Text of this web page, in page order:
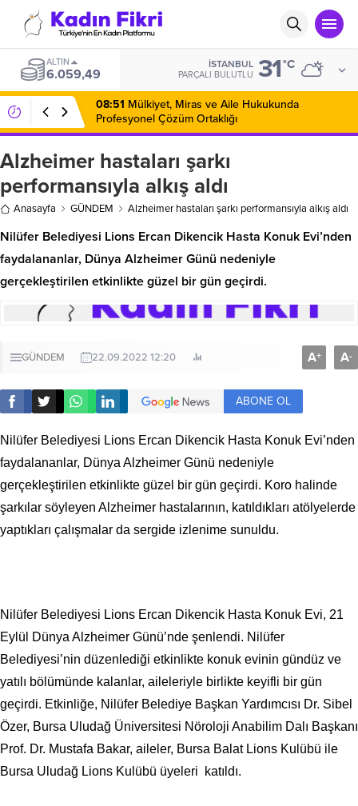
ALTIN
6.059,49
İSTANBUL
PARÇALI BULUTLU 31°C
08:51 Mülkiyet, Miras ve Aile Hukukunda
Profesyonel Çözüm Ortaklığı
Alzheimer hastaları şarkı
performansıyla alkış aldı
Anasayfa GÜNDEM Alzheimer hastaları şarkı performansıyla alkış aldı
Nilüfer Belediyesi Lions Ercan Dikencik Hasta Konuk Evi’nden
faydalananlar, Dünya Alzheimer Günü nedeniyle
gerçekleştirilen etkinlikte güzel bir gün geçirdi.
GÜNDEM 22.09.2022 12:20 A+ A-
ABONE OL
Nilüfer Belediyesi Lions Ercan Dikencik Hasta Konuk Evi’nden
faydalananlar, Dünya Alzheimer Günü nedeniyle
gerçekleştirilen etkinlikte güzel bir gün geçirdi. Koro halinde
şarkılar söyleyen Alzheimer hastalarının, katıldıkları atölyelerde
yaptıkları çalışmalar da sergide izlenime sunuldu.
Nilüfer Belediyesi Lions Ercan Dikencik Hasta Konuk Evi, 21
Eylül Dünya Alzheimer Günü’nde şenlendi. Nilüfer
Belediyesi’nin düzenlediği etkinlikte konuk evinin gündüz ve
yatılı bölümünde kalanlar, aileleriyle birlikte keyifli bir gün
geçirdi. Etkinliğe, Nilüfer Belediye Başkan Yardımcısı Dr. Sibel
Özer, Bursa Uludağ Üniversitesi Nöroloji Anabilim Dalı Başkanı
Prof. Dr. Mustafa Bakar, aileler, Bursa Balat Lions Kulübü ile
Bursa Uludağ Lions Kulübü üyeleri katıldı.